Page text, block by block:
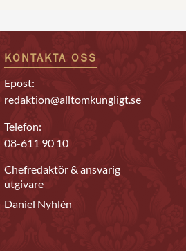
KONTAKTA OSS
Epost:
redaktion@alltomkungligt.se
Telefon:
08-611 90 10
Chefredaktör & ansvarig
utgivare
Daniel Nyhlén